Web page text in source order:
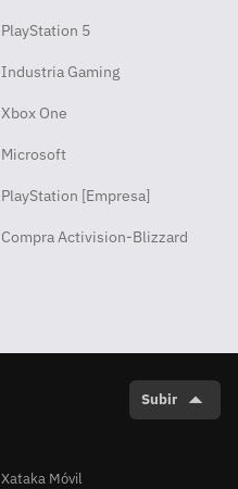
PlayStation 5
Industria Gaming
Xbox One
Microsoft
PlayStation [Empresa]
Compra Activision-Blizzard
Subir
Xataka Móvil